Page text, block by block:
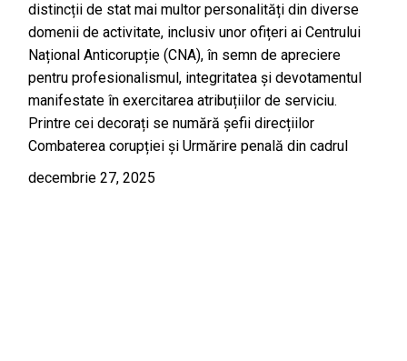
distincții de stat mai multor personalități din diverse
domenii de activitate, inclusiv unor ofițeri ai Centrului
Național Anticorupție (CNA), în semn de apreciere
pentru profesionalismul, integritatea și devotamentul
manifestate în exercitarea atribuțiilor de serviciu.
Printre cei decorați se numără șefii direcțiilor
Combaterea corupției și Urmărire penală din cadrul
decembrie 27, 2025